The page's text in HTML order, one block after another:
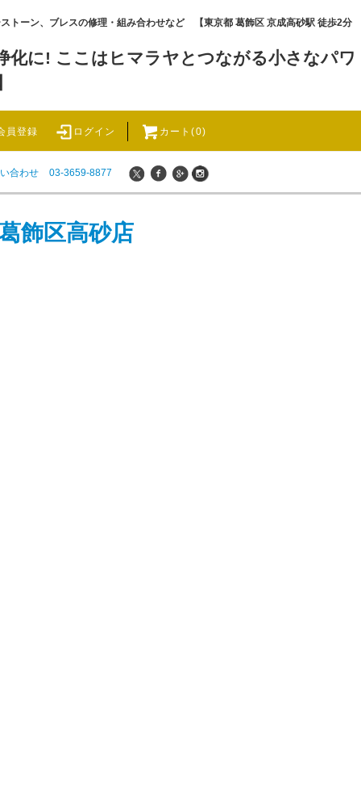
トーン、ブレスの修理・組み合わせなど 【東京都 葛飾区 京成高砂駅 徒歩2分
化に! ここはヒマラヤとつながる小さなパワ
員登録 ログイン カート(0)
合わせ 03-3659-8877
飾区高砂店